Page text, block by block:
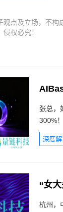
观点及立场，不
权必究！
张总，
300%
深度
“女
杭州，